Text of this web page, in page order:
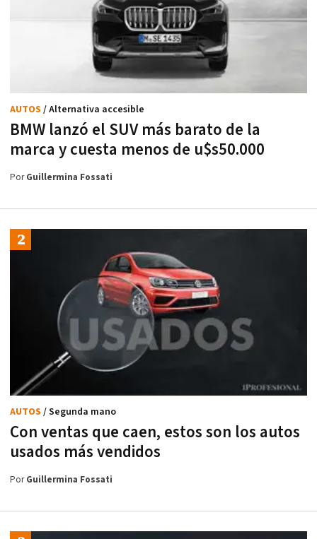
BMW lanzó el SUV más barato de la
marca y cuesta menos de u$s50.000
AUTOS / Alternativa accesible
PorGuillermina Fossati
Con ventas que caen, estos son los autos
usados más vendidos
AUTOS / Segunda mano
PorGuillermina Fossati